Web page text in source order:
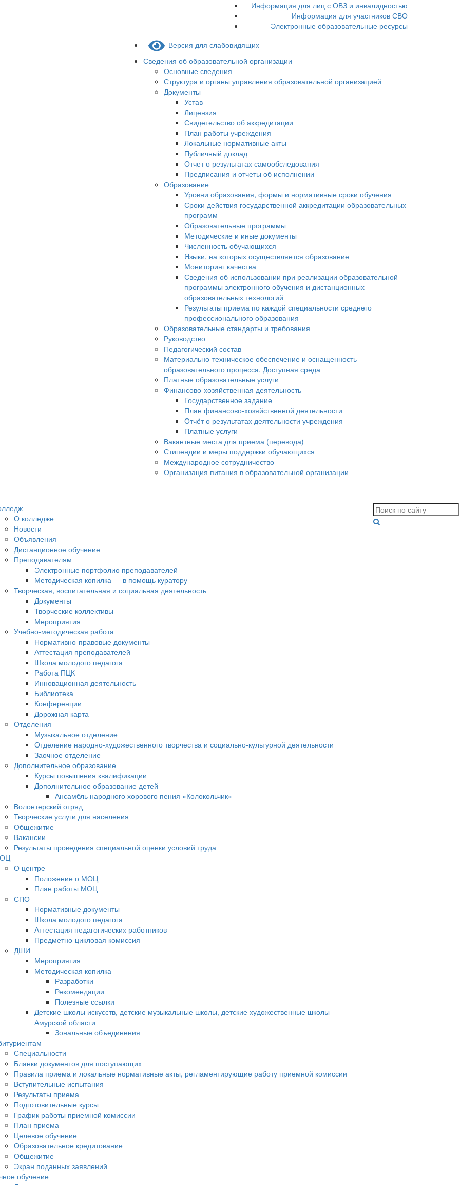
Информация для лиц с ОВЗ и инвалидностью
Информация для участников СВО
Электронные образовательные ресурсы
Версия для слабовидящих
Сведения об образовательной организации
Основные сведения
Структура и органы управления образовательной организацией
Документы
Устав
Лицензия
Свидетельство об аккредитации
План работы учреждения
Локальные нормативные акты
Публичный доклад
Отчет о результатах самообследования
Предписания и отчеты об исполнении
Образование
Уровни образования, формы и нормативные сроки обучения
Сроки действия государственной аккредитации образовательных
программ
Образовательные программы
Методические и иные документы
Численность обучающихся
Языки, на которых осуществляется образование
Мониторинг качества
Сведения об использовании при реализации образовательной
программы электронного обучения и дистанционных
образовательных технологий
Результаты приема по каждой специальности среднего
профессионального образования
Образовательные стандарты и требования
Руководство
Педагогический состав
Материально-техническое обеспечение и оснащенность
образовательного процесса. Доступная среда
Платные образовательные услуги
Финансово-хозяйственная деятельность
Государственное задание
План финансово-хозяйственной деятельности
Отчёт о результатах деятельности учреждения
Платные услуги
Вакантные места для приема (перевода)
Стипендии и меры поддержки обучающихся
Международное сотрудничество
Организация питания в образовательной организации
О колледже
Новости
Объявления
Дистанционное обучение
Преподавателям
Электронные портфолио преподавателей
Методическая копилка — в помощь куратору
Творческая, воспитательная и социальная деятельность
Документы
Творческие коллективы
Мероприятия
Учебно-методическая работа
Нормативно-правовые документы
Аттестация преподавателей
Школа молодого педагога
Работа ПЦК
Инновационная деятельность
Библиотека
Конференции
Дорожная карта
Отделения
Музыкальное отделение
Отделение народно-художественного творчества и социально-культурной деятельности
Заочное отделение
Дополнительное образование
Курсы повышения квалификации
Дополнительное образование детей
Ансамбль народного хорового пения «Колокольчик»
Волонтерский отряд
Творческие услуги для населения
Общежитие
Вакансии
Результаты проведения специальной оценки условий труда
О центре
Положение о МОЦ
План работы МОЦ
СПО
Нормативные документы
Школа молодого педагога
Аттестация педагогических работников
Предметно-цикловая комиссия
ДШИ
Мероприятия
Методическая копилка
Разработки
Рекомендации
Полезные ссылки
Детские школы искусств, детские музыкальные школы, детские художественные школы
Амурской области
Зональные объединения
Специальности
Бланки документов для поступающих
Правила приема и локальные нормативные акты, регламентирующие работу приемной комиссии
Вступительные испытания
Результаты приема
Подготовительные курсы
График работы приемной комиссии
План приема
Целевое обучение
Образовательное кредитование
Общежитие
Экран поданных заявлений
обучение